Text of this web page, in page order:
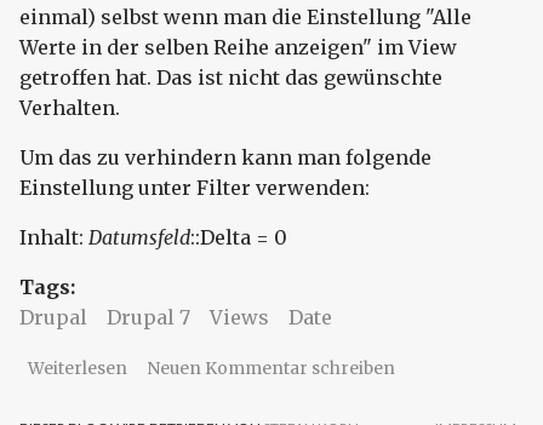
einmal) selbst wenn man die Einstellung "Alle
Werte in der selben Reihe anzeigen" im View
getroffen hat. Das ist nicht das gewünschte
Verhalten.
Um das zu verhindern kann man folgende
Einstellung unter Filter verwenden:
Inhalt: Datumsfeld::Delta = 0
Tags:
Drupal
Drupal 7 Views Date
Weiterlesen über Datumsfeld im View mit mehreren Werten
Neuen Kommentar schreiben